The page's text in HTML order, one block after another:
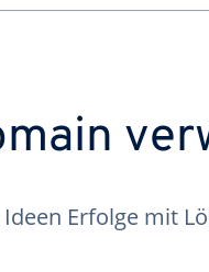
Erfolge mit